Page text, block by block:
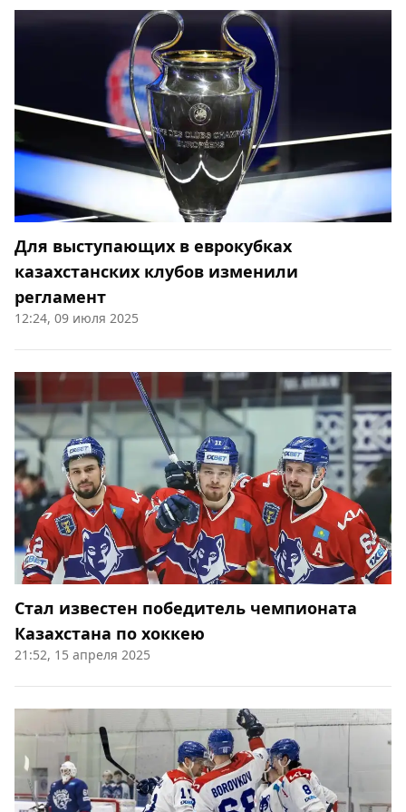
Для выступающих в еврокубках
казахстанских клубов изменили
регламент
12:24, 09 июля 2025
Стал известен победитель чемпионата
Казахстана по хоккею
21:52, 15 апреля 2025